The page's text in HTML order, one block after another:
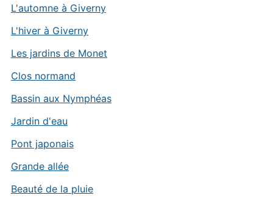
L'automne à Giverny
L'hiver à Giverny
Les jardins de Monet
Clos normand
Bassin aux Nymphéas
Jardin d'eau
Pont japonais
Grande allée
Beauté de la pluie